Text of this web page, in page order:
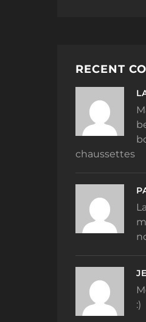
RECENT
chaussettes
:)